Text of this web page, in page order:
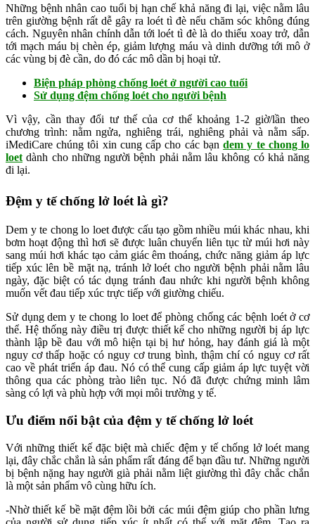
Những bệnh nhân cao tuổi bị hạn chế khả năng đi lại, việc nằm lâu
trên giường bệnh rất dễ gây ra loét tì đè nếu chăm sóc không đúng
cách. Nguyên nhân chính dẫn tới loét tì đè là do thiếu xoay trở, dẫn
tới mạch máu bị chèn ép, giảm lượng máu và dinh dưỡng tới mô ở
các vùng bị đè cần, do đó các mô dần bị hoại tử.
Biện pháp phòng chống loét ở người cao tuổi
Sử dụng đệm chống loét cho người bệnh
Vì vậy, cần thay đổi tư thế của cơ thể khoảng 1-2 giờ/lần theo
chương trình: nằm ngửa, nghiêng trái, nghiêng phải và nằm sấp.
iMediCare chúng tôi xin cung cấp cho các bạndem y te chong lo
loet dành cho những người bệnh phải nằm lâu không có khả năng
đi lại.
Đệm y tế chống lở loét là gì?
Dem y te chong lo loet được cấu tạo gồm nhiều múi khác nhau, khi
bơm hoạt động thì hơi sẽ được luân chuyển liên tục từ múi hơi này
sang múi hơi khác tạo cảm giác êm thoáng, chức năng giảm áp lực
tiếp xúc lên bề mặt nạ, tránh lở loét cho người bệnh phải nằm lâu
ngày, đặc biệt có tác dụng tránh đau nhức khi người bệnh không
muốn vết đau tiếp xúc trực tiếp với giường chiếu.
Sử dụng dem y te chong lo loet để phòng chống các bệnh loét ở cơ
thể. Hệ thống này điều trị được thiết kế cho những người bị áp lực
thành lập bề đau với mô hiện tại bị hư hỏng, hay đánh giá là một
nguy cơ thấp hoặc có nguy cơ trung bình, thậm chí có nguy cơ rất
cao về phát triển áp đau. Nó có thể cung cấp giảm áp lực tuyệt vời
thông qua các phòng trào liên tục. Nó đã được chứng minh lâm
sàng có lợi và phù hợp với mọi môi trường y tế.
Ưu điểm nổi bật của đệm y tế chống lở loét
Với những thiết kế đặc biệt mà chiếc đệm y tế chống lở loét mang
lại, đây chắc chắn là sản phẩm rất đáng để bạn đầu tư. Những người
bị bệnh nặng hay người già phải nằm liệt giường thì đây chắc chắn
là một sản phẩm vô cùng hữu ích.
-Nhờ thiết kế bề mặt đệm lồi bởi các múi đệm giúp cho phần lưng